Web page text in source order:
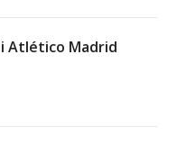
Atlético Madrid